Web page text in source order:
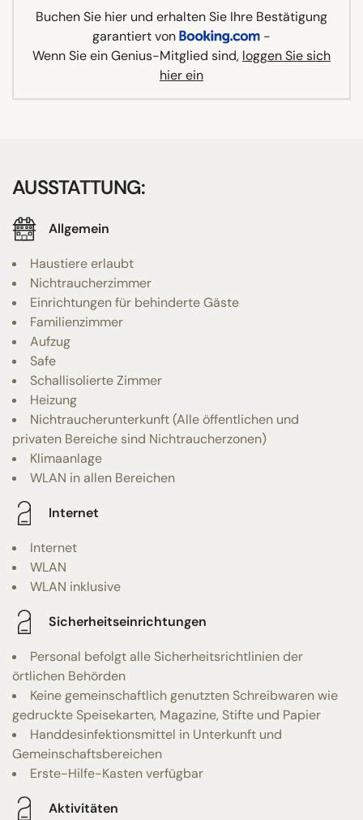
Buchen Sie hier und erhalten Sie Ihre Bestätigung
garantiert von
-
Wenn Sie ein Genius-Mitglied sind, loggen Sie sich
hier ein
AUSSTATTUNG:
Allgemein
Haustiere erlaubt
Nichtraucherzimmer
Einrichtungen für behinderte Gäste
Familienzimmer
Aufzug
Safe
Schallisolierte Zimmer
Heizung
Nichtraucherunterkunft (Alle öffentlichen und
privaten Bereiche sind Nichtraucherzonen)
Klimaanlage
WLAN in allen Bereichen
Internet
Internet
WLAN
WLAN inklusive
Sicherheitseinrichtungen
Personal befolgt alle Sicherheitsrichtlinien der
örtlichen Behörden
Keine gemeinschaftlich genutzten Schreibwaren wie
gedruckte Speisekarten, Magazine, Stifte und Papier
Handdesinfektionsmittel in Unterkunft und
Gemeinschaftsbereichen
Erste-Hilfe-Kasten verfügbar
Aktivitäten